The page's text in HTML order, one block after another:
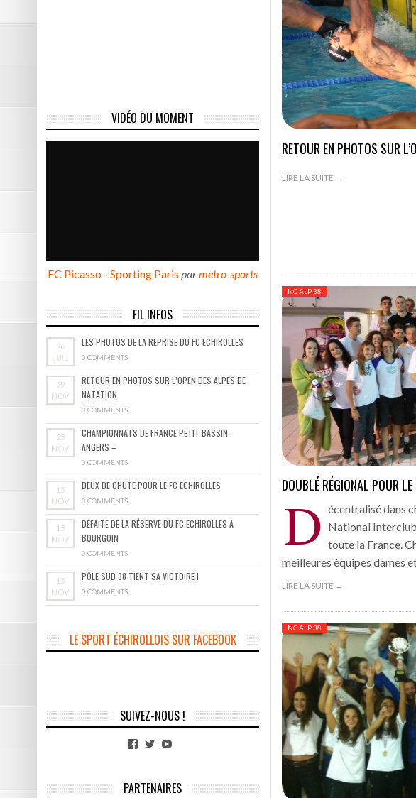
Pôle Sud 38 tient sa victoire ! - 15 novembre 2016
Résumé vidéo Picasso – Bastia (6-2) - 13
2ème victoire de la saison pour Picasso - 13
Les photos de Picasso – Bastia - 13 novembre 2016
Résumé vidéo Echirolles – Ain Sud - 13 novembre
RETOUR EN PHOTOS SUR
LIRE LA SUITE →
NC ALP 38
DOUBLÉ RÉGIONAL POUR
D écentralisé dans
National
toute la France.
meilleures équipes dames
LIRE LA SUITE →
NC ALP 38
VIDÉO DU MOMENT
FC Picasso - Sporting Paris parmetro-sports
FIL INFOS
26
JUIL
LES PHOTOS DE LA REPRISE DU FC ECHIROLLES
0 COMMENTS
29
NOV
RETOUR EN PHOTOS SUR L’OPEN DES ALPES DE
NATATION
0 COMMENTS
25
NOV
CHAMPIONNATS DE FRANCE PETIT BASSIN -
ANGERS –
0 COMMENTS
15
NOV
DEUX DE CHUTE POUR LE FC ECHIROLLES
0 COMMENTS
15
NOV
DÉFAITE DE LA RÉSERVE DU FC ECHIROLLES À
BOURGOIN
0 COMMENTS
15
NOV
PÔLE SUD 38 TIENT SA VICTOIRE !
0 COMMENTS
LE SPORT ÉCHIROLLOIS SUR FACEBOOK
SUIVEZ-NOUS !
Facebook
Twitter
PARTENAIRES